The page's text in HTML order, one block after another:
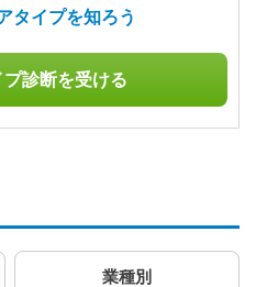
タイプを知ろう
診断を受ける
業種別